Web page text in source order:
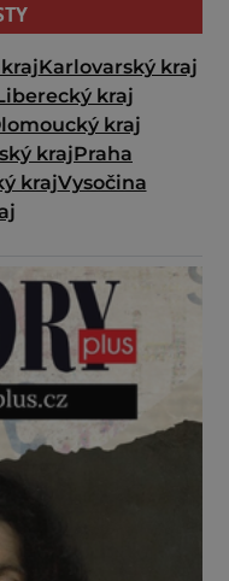
Karlovarský kraj
kraj
kraj
krajPraha
krajVysočina